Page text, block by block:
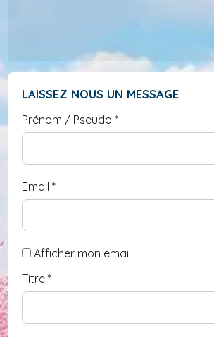
LAISSEZ NOUS UN MESSAGE
Prénom / Pseudo*
Email*
Afficher mon email
Titre*